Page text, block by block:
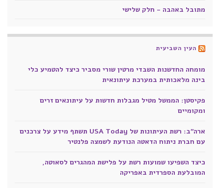
מתובל באהבה - חלק שלישי
העין השביעית
מומחה החדשנות השבדי מרטין שורי מסביר כיצד להטמיע כלי
בינה מלאכותית במערכת עיתונאית
פקיסטן: הממשל מטיל מגבלות חדשות על עיתונאים זרים
ומקומיים
ארה"ב: רשת העיתונות של USA Today תשתף מידע על צרכנים
עם חברת ניתוח הדאטה הנודעת לשמצה פלנטיר
כיצד השפיעו שמועות רשת על פלישת המהגרים לסאוטה,
המובלעת הספרדית באפריקה